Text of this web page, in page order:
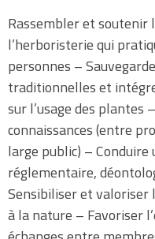
Rassembler et soutenir
l’herboristerie qui
personnes –
traditionnelles et
sur l’usage des plantes
connaissances (entre
large public) –
réglementaire,
Sensibiliser et valoriser
à la nature – Favoriser